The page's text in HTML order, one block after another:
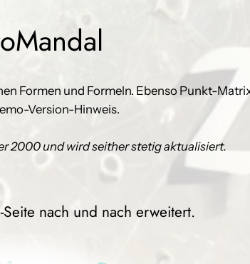
Formen und Formeln. Ebenso Punkt-
Version-Hinweis.
2000 und wird seither stetig aktualisiert.
nach und nach erweitert.